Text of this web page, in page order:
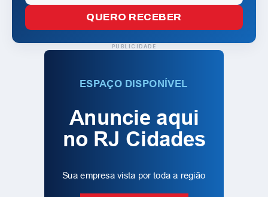
QUERO RECEBER
PUBLICIDADE